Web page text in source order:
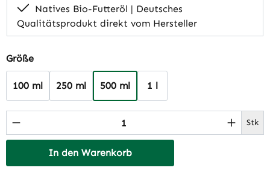
Natives Bio-Futteröl | Deutsches
Qualitätsprodukt direkt vom Hersteller
Größeauswählen
100 ml 250 ml 500 ml 1 l
Produkt Anzahl: Gib den gewünschten Stk
In den Warenkorb